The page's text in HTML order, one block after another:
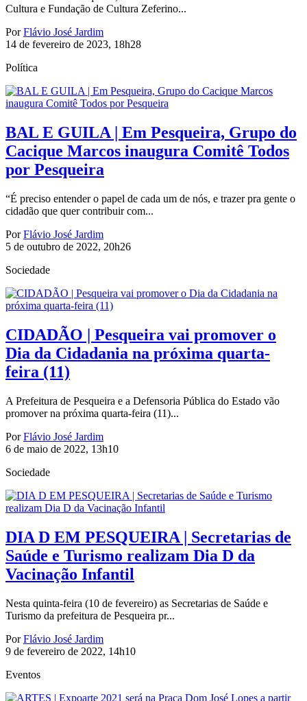
Cultura e Fundação de Cultura Zeferino...
PorFlávio José Jardim
14 de fevereiro de 2023, 18h28
Política
BAL E GUILA | Em Pesqueira, Grupo do
Cacique Marcos inaugura Comitê Todos
por Pesqueira
“É preciso entender o papel de cada um de nós, e trazer pra gente o
cidadão que quer contribuir com...
PorFlávio José Jardim
5 de outubro de 2022, 20h26
Sociedade
CIDADÃO | Pesqueira vai promover o
Dia da Cidadania na próxima quarta-
feira (11)
A Prefeitura de Pesqueira e a Defensoria Pública do Estado vão
promover na próxima quarta-feira (11)...
PorFlávio José Jardim
6 de maio de 2022, 13h10
Sociedade
DIA D EM PESQUEIRA | Secretarias de
Saúde e Turismo realizam Dia D da
Vacinação Infantil
Nesta quinta-feira (10 de fevereiro) as Secretarias de Saúde e
Turismo da prefeitura de Pesqueira pr...
PorFlávio José Jardim
9 de fevereiro de 2022, 14h10
Eventos